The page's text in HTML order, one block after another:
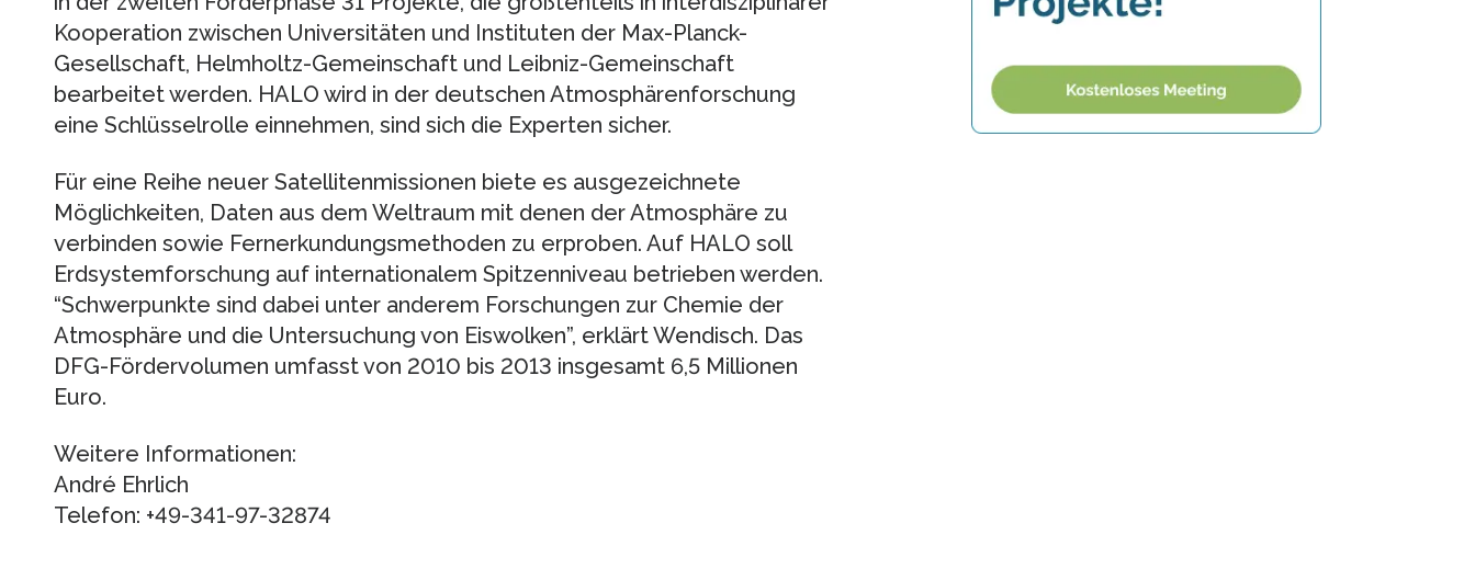
Kooperation zwischen Universitäten und Instituten der Max-Planck-
Gesellschaft, Helmholtz-Gemeinschaft und Leibniz-Gemeinschaft
bearbeitet werden. HALO wird in der deutschen Atmosphärenforschung
eine Schlüsselrolle einnehmen, sind sich die Experten sicher.
Für eine Reihe neuer Satellitenmissionen biete es ausgezeichnete
Möglichkeiten, Daten aus dem Weltraum mit denen der Atmosphäre zu
verbinden sowie Fernerkundungsmethoden zu erproben. Auf HALO soll
Erdsystemforschung auf internationalem Spitzenniveau betrieben werden.
“Schwerpunkte sind dabei unter anderem Forschungen zur Chemie der
Atmosphäre und die Untersuchung von Eiswolken”, erklärt Wendisch. Das
DFG-Fördervolumen umfasst von 2010 bis 2013 insgesamt 6,5 Millionen
Euro.
Weitere Informationen:
André Ehrlich
Telefon: +49-341-97-32874